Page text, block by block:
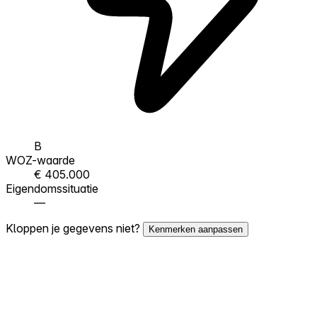
B
WOZ-waarde
€ 405.000
Eigendomssituatie
—
Kloppen je gegevens niet?
Kenmerken aanpassen